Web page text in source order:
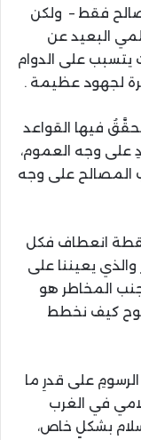
فقط – ولكن
البعيد عن
يتسبب على الدوام
لجهود عظيمة .
فيها القواعد
على وجه العموم،
المصالح على وجه
نقطة انعطاف فكل
يعيننا على
المخاطر هو
كيف نخطط
الرسومِ على قدرِ ما
في الغرب
بشكلٍ خاص،